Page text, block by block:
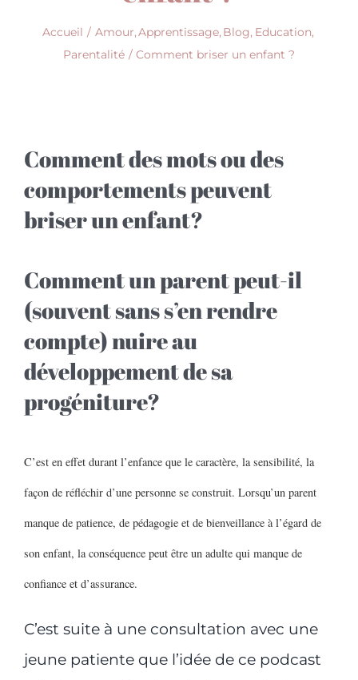
Accueil Amour Apprentissage Blog Education
Parentalité
Comment briser un enfant ?
Comment des mots ou des
comportements peuvent
briser un enfant?
Comment un parent peut-il
(souvent sans s’en rendre
compte) nuire au
développement de sa
progéniture?
C’est en effet durant l’enfance que le caractère, la sensibilité, la
façon de réfléchir d’une personne se construit. Lorsqu’un parent
manque de patience, de pédagogie et de bienveillance à l’égard de
son enfant, la conséquence peut être un adulte qui manque de
confiance et d’assurance.
C’est suite à une consultation avec une
jeune patiente que l’idée de ce podcast